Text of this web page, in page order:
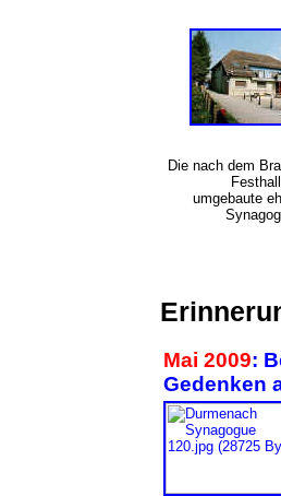
Die nach dem
umgebaute
Mai 2009:
Gedenken